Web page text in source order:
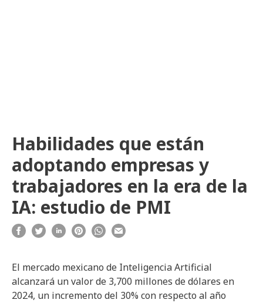
Habilidades que están
adoptando empresas y
trabajadores en la era de la
IA: estudio de PMI
El mercado mexicano de Inteligencia Artificial
alcanzará un valor de 3,700 millones de dólares en
2024, un incremento del 30% con respecto al año